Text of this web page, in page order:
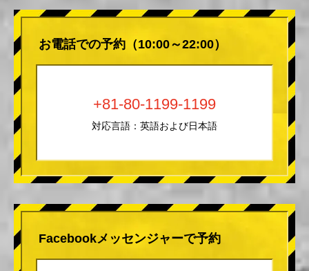
お電話での予約（10:00～22:00）
+81-80-1199-1199
対応言語：英語および日本語
Facebookメッセンジャーで予約